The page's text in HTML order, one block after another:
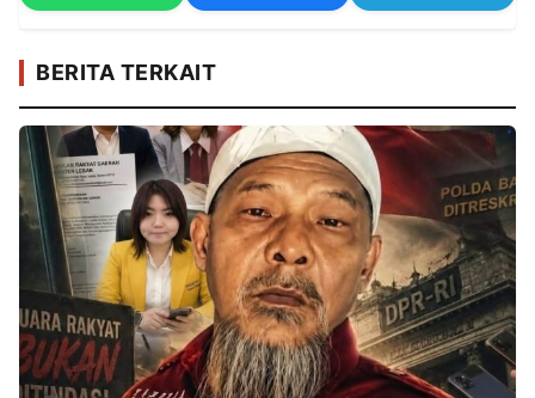
BERITA TERKAIT